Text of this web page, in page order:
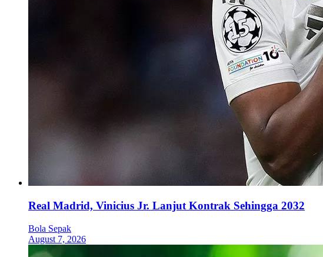
Real Madrid, Vinicius Jr. Lanjut Kontrak Sehingga 2032
Bola Sepak
August 7, 2026